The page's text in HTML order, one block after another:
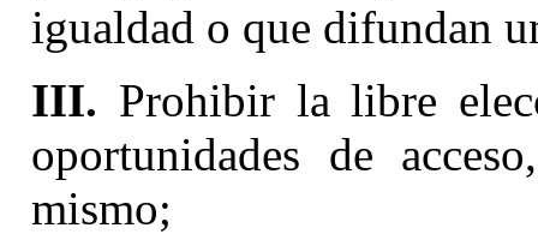
igualdad o que difundan
III. Prohibir la libre
oportunidades de
mismo;